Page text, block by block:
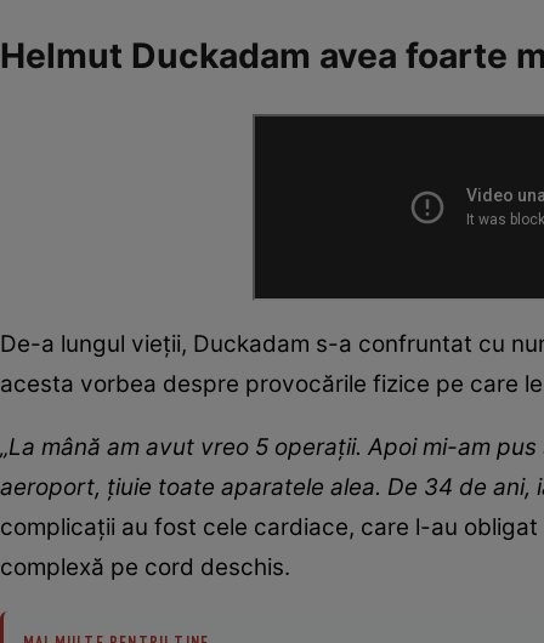
Helmut Duckadam avea foarte
De-a lungul vieții, Duckadam s-a confruntat cu
acesta vorbea despre provocările fizice pe care
„La mână am avut vreo 5 operații. Apoi mi-am
aeroport, țiuie toate aparatele alea. De 34 de ani,
complicații au fost cele cardiace, care l-au
complexă pe cord deschis.